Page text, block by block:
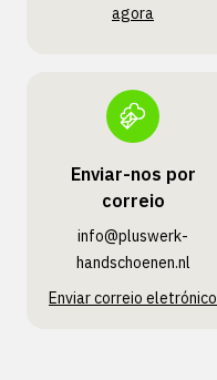
agora
Enviar-nos por
correio
info@pluswerk­
handschoenen.nl
Enviar correio eletrónico